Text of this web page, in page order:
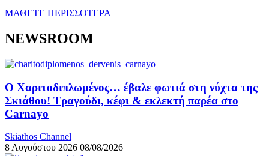
ΜΑΘΕΤΕ ΠΕΡΙΣΣΟΤΕΡΑ
NEWSROOM
Ο Χαριτοδιπλωμένος… έβαλε φωτιά στη νύχτα της
Σκιάθου! Τραγούδι, κέφι & εκλεκτή παρέα στο
Carnayo
Skiathos Channel
8 Αυγούστου 2026 08/08/2026